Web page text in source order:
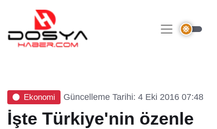
Ekonomi Güncelleme Tarihi: 4 Eki 2016 07:48
İşte Türkiye'nin özenle